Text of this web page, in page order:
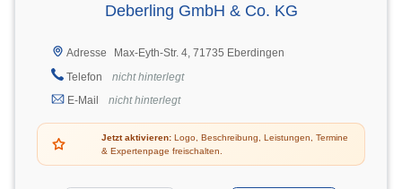
Deberling GmbH & Co. KG
Adresse
Max-Eyth-Str. 4, 71735 Eberdingen
Telefon
nicht hinterlegt
E-Mail
nicht hinterlegt
Jetzt aktivieren: Logo, Beschreibung, Leistungen, Termine
& Expertenpage freischalten.